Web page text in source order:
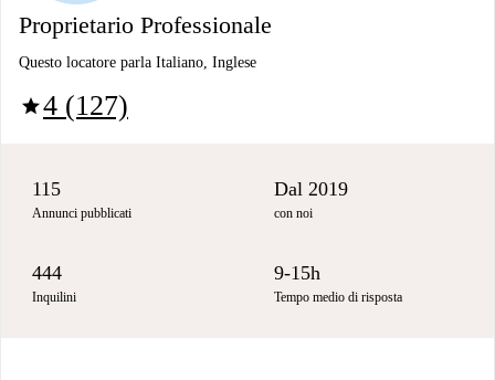
Proprietario Professionale
Questo locatore parla Italiano, Inglese
star4 (127)
115
Annunci pubblicati
Dal 2019
con noi
444
Inquilini
9-15h
Tempo medio di risposta